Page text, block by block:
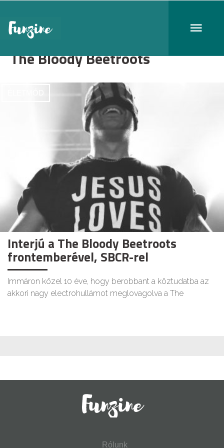
The Bloody Beetroots
Interjú a The Bloody Beetroots
frontemberével, SBCR-rel
Immáron közel 10 éve, hogy berobbant a köztudatba az
akkori nagy electrohullámot meglovagolva a The
Rólunk